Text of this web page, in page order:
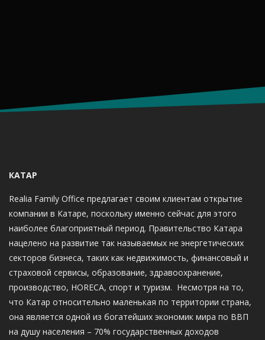
КАТАР
Realia Family Office предлагает своим клиентам открытие
компании в Катаре, поскольку именно сейчас для этого
наиболее благоприятный период. Правительство Катара
нацелено на развитие так называемых не энергетических
секторов бизнеса, таких как недвижимость, финансовый и
страховой сервисы, образование, здравоохранение,
производство, HORECA, спорт и туризм. Несмотря на то,
что Катар относительно маленькая по территории страна,
она является одной из богатейших экономик мира по ВВП
на душу населения – 70% государственных доходов